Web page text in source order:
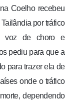
Coelho recebeu
por tráfico
voz de choro e
pediu para que a
para trazer ela de
onde o tráfico
dependendo